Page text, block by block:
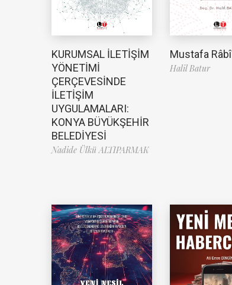
KURUMSAL İLETİŞİM
YÖNETİMİ
ÇERÇEVESİNDE
İLETİŞİM
UYGULAMALARI:
KONYA BÜYÜKŞEHİR
BELEDİYESİ
Nadide Ülkü ALTIPARMAK
Mustafa Râbî
Halil Batur